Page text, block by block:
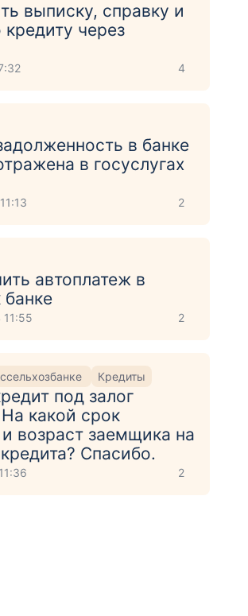
выписку, справку и
через
4
в банке
в госуслугах
2
автоплатеж в
банке
11:55 2
Кредиты
под залог
какой срок
возраст заемщика на
Спасибо.
2